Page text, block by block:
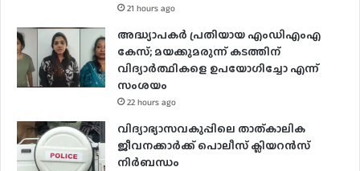
21 hours ago
അദ്ധ്യാപകർ പ്രതിയായ എംഡിഎംഎ
കേസ്; മയക്കുമരുന്ന് കടത്തിന്
വിദ്യാർത്ഥികളെ ഉപയോ​ഗിച്ചോ എന്ന്
സംശയം
22 hours ago
വിദ്യാഭ്യാസവകുപ്പിലെ താത്കാലിക
ജീവനക്കാർക്ക് പൊലീസ് ക്ലിയറൻസ്
നിർബന്ധം